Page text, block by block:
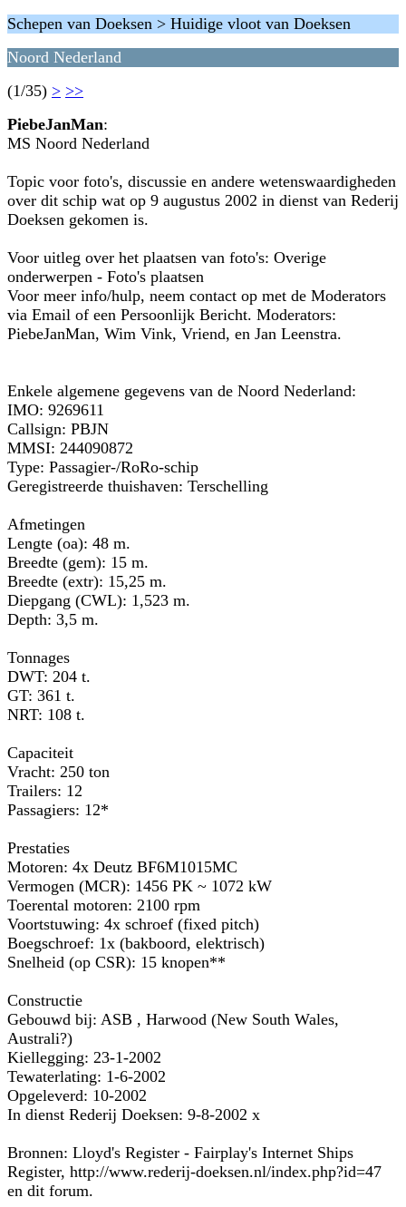
Schepen van Doeksen > Huidige vloot van Doeksen
Noord Nederland
(1/35) > >>
PiebeJanMan:
MS Noord Nederland
Topic voor foto's, discussie en andere wetenswaardigheden
over dit schip wat op 9 augustus 2002 in dienst van Rederij
Doeksen gekomen is.
Voor uitleg over het plaatsen van foto's: Overige
onderwerpen - Foto's plaatsen
Voor meer info/hulp, neem contact op met de Moderators
via Email of een Persoonlijk Bericht. Moderators:
PiebeJanMan, Wim Vink, Vriend, en Jan Leenstra.
Enkele algemene gegevens van de Noord Nederland:
IMO: 9269611
Callsign: PBJN
MMSI: 244090872
Type: Passagier-/RoRo-schip
Geregistreerde thuishaven: Terschelling
Afmetingen
Lengte (oa): 48 m.
Breedte (gem): 15 m.
Breedte (extr): 15,25 m.
Diepgang (CWL): 1,523 m.
Depth: 3,5 m.
Tonnages
DWT: 204 t.
GT: 361 t.
NRT: 108 t.
Capaciteit
Vracht: 250 ton
Trailers: 12
Passagiers: 12*
Prestaties
Motoren: 4x Deutz BF6M1015MC
Vermogen (MCR): 1456 PK ~ 1072 kW
Toerental motoren: 2100 rpm
Voortstuwing: 4x schroef (fixed pitch)
Boegschroef: 1x (bakboord, elektrisch)
Snelheid (op CSR): 15 knopen**
Constructie
Gebouwd bij: ASB , Harwood (New South Wales,
Australi?)
Kiellegging: 23-1-2002
Tewaterlating: 1-6-2002
Opgeleverd: 10-2002
In dienst Rederij Doeksen: 9-8-2002 x
Bronnen: Lloyd's Register - Fairplay's Internet Ships
Register, http://www.rederij-doeksen.nl/index.php?id=47
en dit forum.